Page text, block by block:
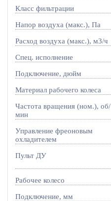
Класс фильтрации
Напор воздуха (макс.), Па
Расход воздуха (макс.), м3/ч
Спец. исполнение
Подключение, дюйм
Материал рабочего колеса
Частота вращения (ном.), об/
мин
Управление фреоновым
охладителем
Пульт ДУ
Рабочее колесо
Подключение, мм